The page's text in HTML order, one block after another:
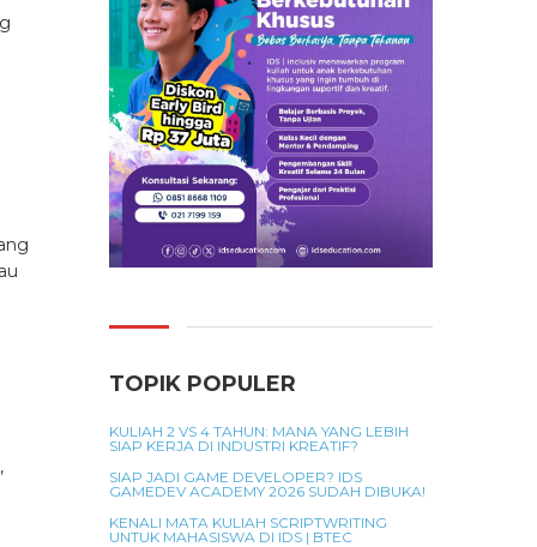
TOPIK POPULER
KULIAH 2 VS 4 TAHUN: MANA YANG LEBIH
SIAP KERJA DI INDUSTRI KREATIF?
SIAP JADI GAME DEVELOPER? IDS
GAMEDEV ACADEMY 2026 SUDAH DIBUKA!
KENALI MATA KULIAH SCRIPTWRITING
UNTUK MAHASISWA DI IDS | BTEC